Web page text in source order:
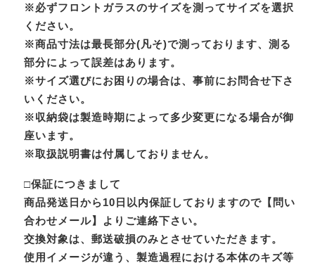
※必ずフロントガラスのサイズを測ってサイズを選択
ください。
※商品寸法は最長部分(凡そ)で測っております、測る
部分によって誤差はあります。
※サイズ選びにお困りの場合は、事前にお問合せ下さ
いください。
※収納袋は製造時期によって多少変更になる場合が御
座います。
※取扱説明書は付属しておりません。
□保証につきまして
商品発送日から10日以内保証しておりますので【問い
合わせメール】よりご連絡下さい。
交換対象は、郵送破損のみとさせていただきます。
使用イメージが違う、製造過程における本体のキズ等